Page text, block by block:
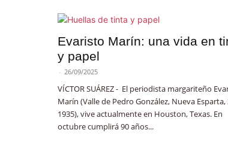
Evaristo Marín: una vida en
y papel
- 26/09/2025
VÍCTOR SUÁREZ - El periodista margariteño
Marín (Valle de Pedro González, Nueva Esparta,
1935), vive actualmente en Houston, Texas. En
octubre cumplirá 90 años...